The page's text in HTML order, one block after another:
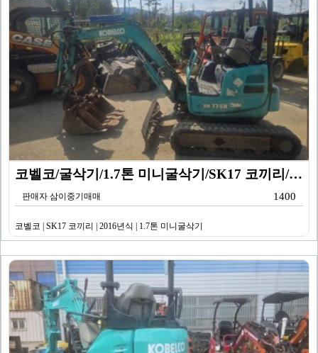
코벨코/굴삭기/1.7톤 미니굴삭기/SK17 코끼리/20…
판매자 삼이중기매매 1400
코벨코 | SK17 코끼리 | 2016년식 | 1.7톤 미니굴삭기